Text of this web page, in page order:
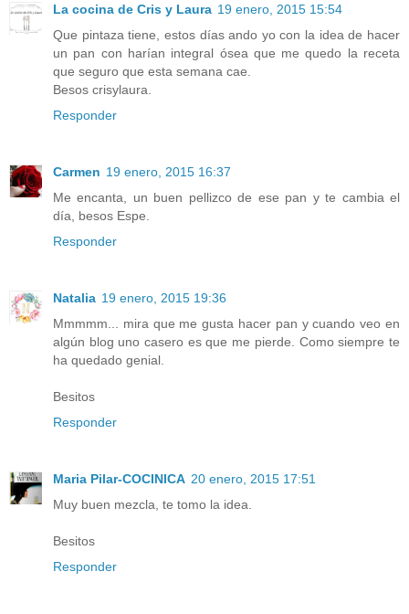
La cocina de Cris y Laura 19 enero, 2015 15:54
Que pintaza tiene, estos días ando yo con la idea de hacer
un pan con harían integral ósea que me quedo la receta
que seguro que esta semana cae.
Besos crisylaura.
Responder
Carmen 19 enero, 2015 16:37
Me encanta, un buen pellizco de ese pan y te cambia el
día, besos Espe.
Responder
Natalia 19 enero, 2015 19:36
Mmmmm... mira que me gusta hacer pan y cuando veo en
algún blog uno casero es que me pierde. Como siempre te
ha quedado genial.
Besitos
Responder
Maria Pilar-COCINICA 20 enero, 2015 17:51
Muy buen mezcla, te tomo la idea.
Besitos
Responder